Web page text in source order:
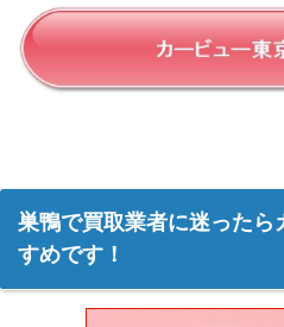
巣鴨で買取業者に迷ったら
すめです！